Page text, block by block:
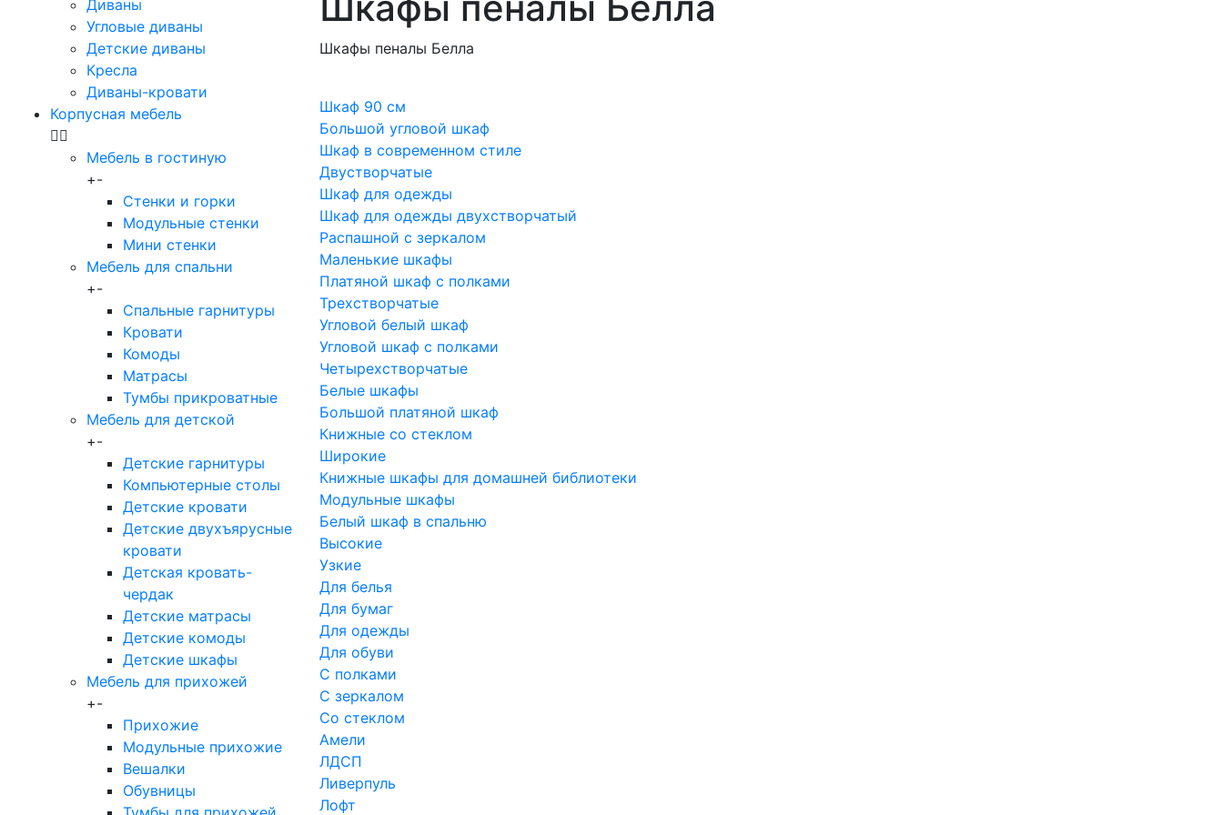
Диваны
Угловые диваны
Детские диваны
Кресла
Диваны-кровати
Корпусная мебель
Мебель в гостиную
+-
Стенки и горки
Модульные стенки
Мини стенки
Мебель для спальни
+-
Спальные гарнитуры
Кровати
Комоды
Матрасы
Тумбы прикроватные
Мебель для детской
+-
Детские гарнитуры
Компьютерные столы
Детские кровати
Детские двухъярусные
кровати
Детская кровать-
чердак
Детские матрасы
Детские комоды
Детские шкафы
Мебель для прихожей
+-
Прихожие
Модульные прихожие
Вешалки
Обувницы
Шкафы пеналы Белла
Шкаф 90 см
Большой угловой шкаф
Шкаф в современном стиле
Двустворчатые
Шкаф для одежды
Шкаф для одежды двухстворчатый
Распашной с зеркалом
Маленькие шкафы
Платяной шкаф с полками
Трехстворчатые
Угловой белый шкаф
Угловой шкаф с полками
Четырехстворчатые
Белые шкафы
Большой платяной шкаф
Книжные со стеклом
Широкие
Книжные шкафы для домашней библиотеки
Модульные шкафы
Белый шкаф в спальню
Высокие
Узкие
Для белья
Для бумаг
Для одежды
Для обуви
С полками
С зеркалом
Со стеклом
Амели
ЛДСП
Ливерпуль
Лофт